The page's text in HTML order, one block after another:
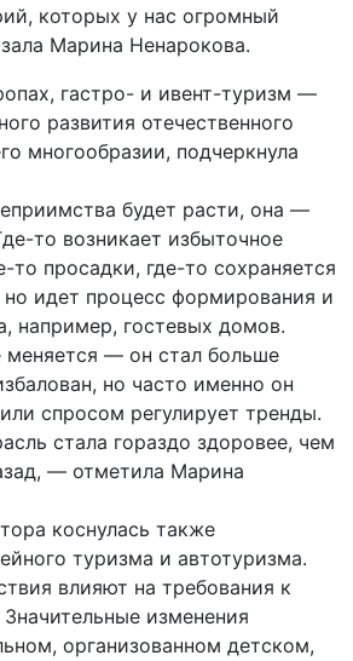
которых у нас огромный
Марина Ненарокова.
гастро- и ивент-туризм —
развития отечественного
многообразии, подчеркнула
будет расти, она —
то возникает избыточное
то просадки, где-то сохраняется
идет процесс формирования и
например, гостевых домов.
меняется — он стал больше
но часто именно он
спросом регулирует тренды.
стала гораздо здоровее, чем
— отметила Марина
коснулась также
туризма и автотуризма.
влияют на требования к
изменения
организованном детском,